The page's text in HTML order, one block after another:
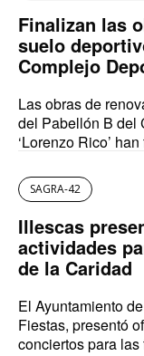
Finalizan las
suelo
Complejo
Las obras de
del Pabellón B del
‘Lorenzo Rico’
SAGRA-42
Illescas
actividades
de la Caridad
El Ayuntamiento
Fiestas, presentó
conciertos para